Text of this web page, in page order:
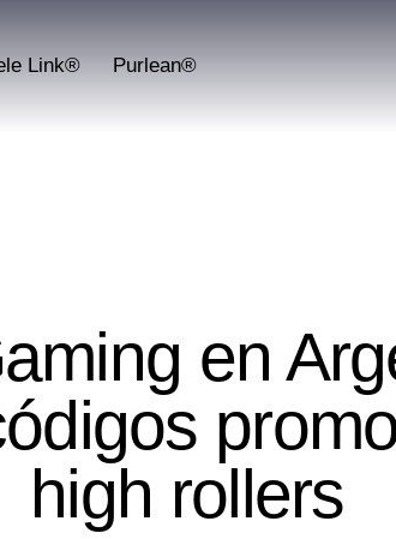
Link® Purlean®
en
high rollers